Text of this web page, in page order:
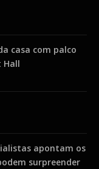
casa com palco
Hall
apontam os
surpreender